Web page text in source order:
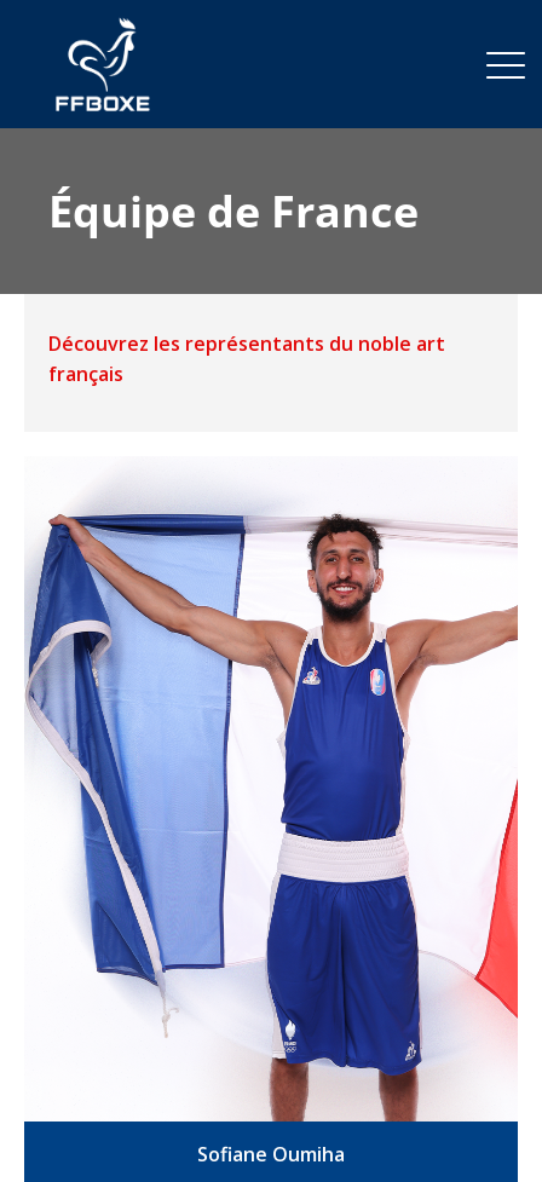
Équipe de France
Découvrez les représentants du noble art
français
Sofiane Oumiha